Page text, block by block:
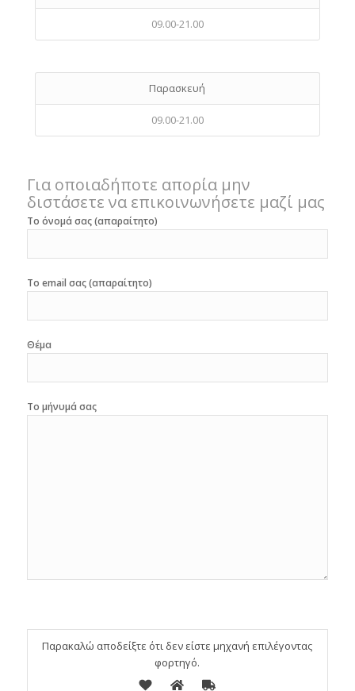
09.00-21.00
Παρασκευή
09.00-21.00
Για οποιαδήποτε απορία μην
διστάσετε να επικοινωνήσετε μαζί μας
Το όνομά σας (απαραίτητο)
Το email σας (απαραίτητο)
Θέμα
Το μήνυμά σας
Παρακαλώ αποδείξτε ότι δεν είστε μηχανή επιλέγοντας
φορτηγό.